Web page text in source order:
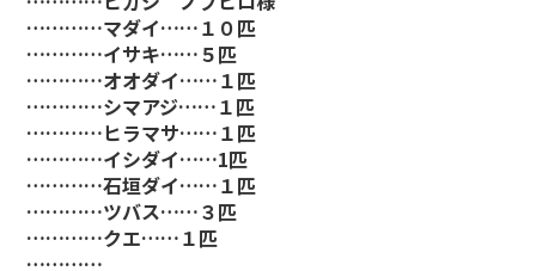
…………マダイ……１０匹
…………イサキ……５匹
…………オオダイ……１匹
…………シマアジ……１匹
…………ヒラマサ……１匹
…………イシダイ……1匹
…………石垣ダイ……１匹
…………ツバス……３匹
…………クエ……１匹
…………